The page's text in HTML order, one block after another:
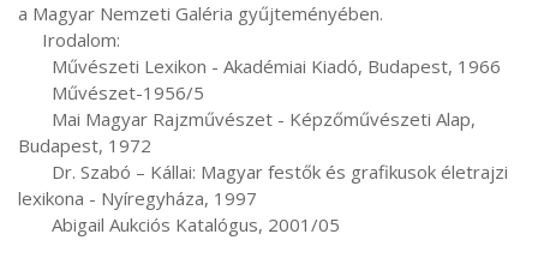
a Magyar Nemzeti Galéria gyűjteményében.
Budapest, 1972
lexikona - Nyíregyháza, 1997
       Abigail Aukciós Katalógus, 2001/05